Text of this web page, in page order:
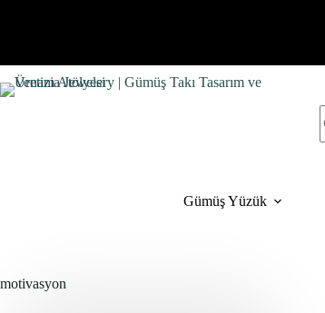
Gümüş Yüzük
motivasyon